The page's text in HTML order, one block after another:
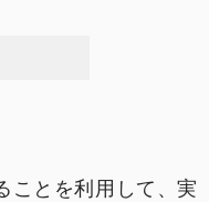
ことを利用して、実